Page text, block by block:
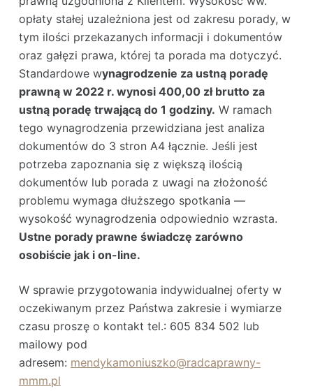
opłaty stałej uzależniona jest od zakresu porady, w
tym ilości przekazanych informacji i dokumentów
oraz gałęzi prawa, której ta porada ma dotyczyć.
Standardowe wynagrodzenie za ustną poradę
prawną w 2022 r. wynosi 400,00 zł brutto za
ustną poradę trwającą do 1 godziny. W ramach
tego wynagrodzenia przewidziana jest analiza
dokumentów do 3 stron A4 łącznie. Jeśli jest
potrzeba zapoznania się z większą ilością
dokumentów lub porada z uwagi na złożoność
problemu wymaga dłuższego spotkania —
wysokość wynagrodzenia odpowiednio wzrasta.
Ustne porady prawne świadczę zarówno
osobiście jak i on-line.
W sprawie przygotowania indywidualnej oferty w
oczekiwanym przez Państwa zakresie i wymiarze
czasu proszę o kontakt tel.: 605 834 502 lub
mailowy pod
adresem: mendykamoniuszko@radcaprawny-
mmm.pl